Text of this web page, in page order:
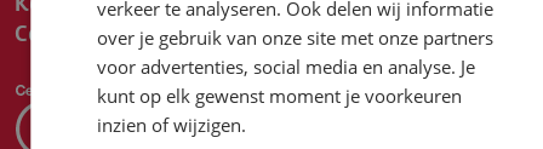
Contact
verkeer te analyseren. Ook delen wij informatie
over je gebruik van onze site met onze partners
voor advertenties, social media en analyse. Je
kunt op elk gewenst moment je voorkeuren
inzien of wijzigen.